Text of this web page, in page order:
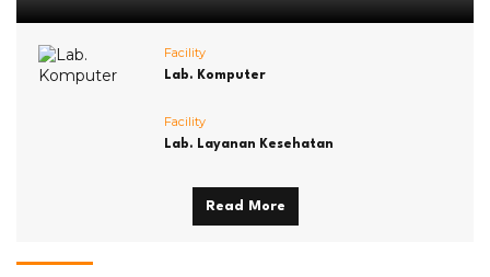
Facility
Lab. Komputer
Facility
Lab. Layanan Kesehatan
Read More